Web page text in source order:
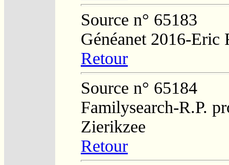
Source n° 65183
Généanet 2016-Eric
Retour
Source n° 65184
Familysearch-R.P.
Zierikzee
Retour